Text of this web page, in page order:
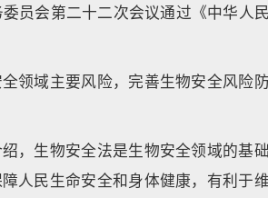
员会第二十二次会议通过《中华人
领域主要风险，完善生物安全风险
，生物安全法是生物安全领域的基
人民生命安全和身体健康，有利于